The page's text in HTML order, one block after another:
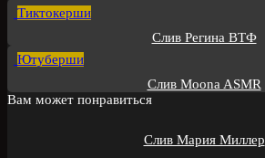
Тиктокерши
Слив Регина ВТФ
Ютуберши
Слив Moona ASMR
Вам может понравиться
Слив Мария Миллер